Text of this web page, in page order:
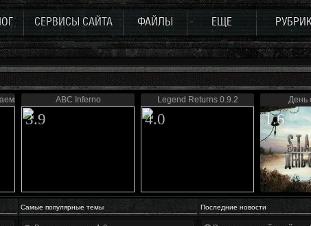
СЕРВИСЫ САЙТА ФАЙЛЫ ЕЩЕ
ABC Inferno
3.9
Legend Returns 0.9.2
4.0
День
1.6
Самые популярные темы Последние новости